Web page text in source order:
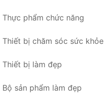
Thực phẩm chức năng
Thiết bị chăm sóc sức khỏe
Thiết bị làm đẹp
Bộ sản phẩm làm đẹp